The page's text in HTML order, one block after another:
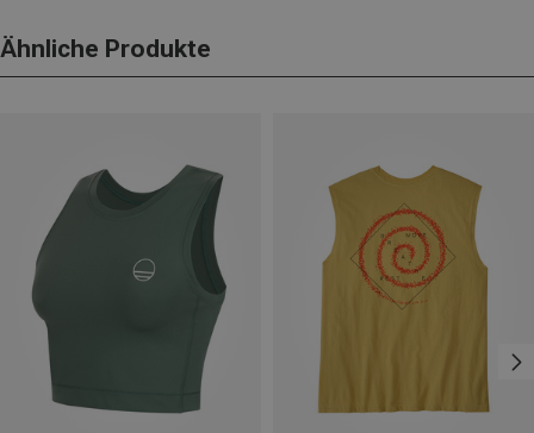
Ähnliche Produkte